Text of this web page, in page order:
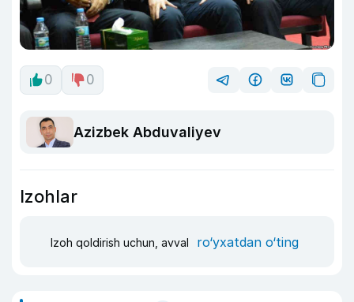
0 0
Azizbek Abduvaliyev
Izohlar
Izoh qoldirish uchun, avval ro‘yxatdan o‘ting